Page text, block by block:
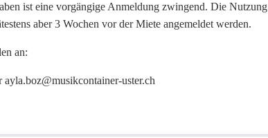
ist eine vorgängige Anmeldung zwingend. Die Nutzung
aber 3 Wochen vor der Miete angemeldet werden.
an:
ayla.boz@musikcontainer-uster.ch